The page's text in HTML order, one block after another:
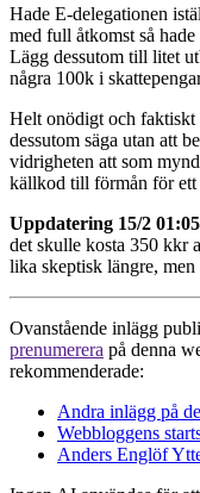
Hade E-delegationen
med full åtkomst så
Lägg dessutom till litet
några 100k i
Helt onödigt och faktiskt
dessutom säga utan att
vidrigheten att som
källkod till förmån för ett
Uppdatering 15/2
det skulle kosta 350 kkr
lika skeptisk längre,
Ovanstående inlägg
prenumerera på denna
rekommenderade:
Andra inlägg på
Webbloggens
Anders Englöf